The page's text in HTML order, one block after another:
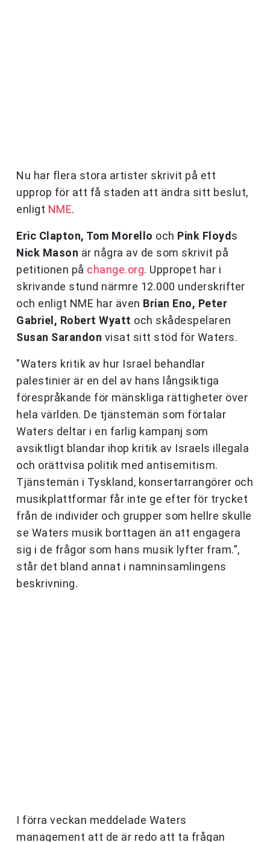
Nu har flera stora artister skrivit på ett
upprop för att få staden att ändra sitt beslut,
enligt NME.
Eric Clapton, Tom Morello och Pink Floyd s
Nick Mason är några av de som skrivit på
petitionen på change.org. Uppropet har i
skrivande stund närmre 12.000 underskrifter
och enligt NME har även Brian Eno, Peter
Gabriel, Robert Wyatt och skådespelaren
Susan Sarandon visat sitt stöd för Waters.
"Waters kritik av hur Israel behandlar
palestinier är en del av hans långsiktiga
förespråkande för mänskliga rättigheter över
hela världen. De tjänstemän som förtalar
Waters deltar i en farlig kampanj som
avsiktligt blandar ihop kritik av Israels illegala
och orättvisa politik med antisemitism.
Tjänstemän i Tyskland, konsertarrangörer och
musikplattformar får inte ge efter för trycket
från de individer och grupper som hellre skulle
se Waters musik borttagen än att engagera
sig i de frågor som hans musik lyfter fram.”,
står det bland annat i namninsamlingens
beskrivning.
I förra veckan meddelade Waters
management att de är redo att ta frågan